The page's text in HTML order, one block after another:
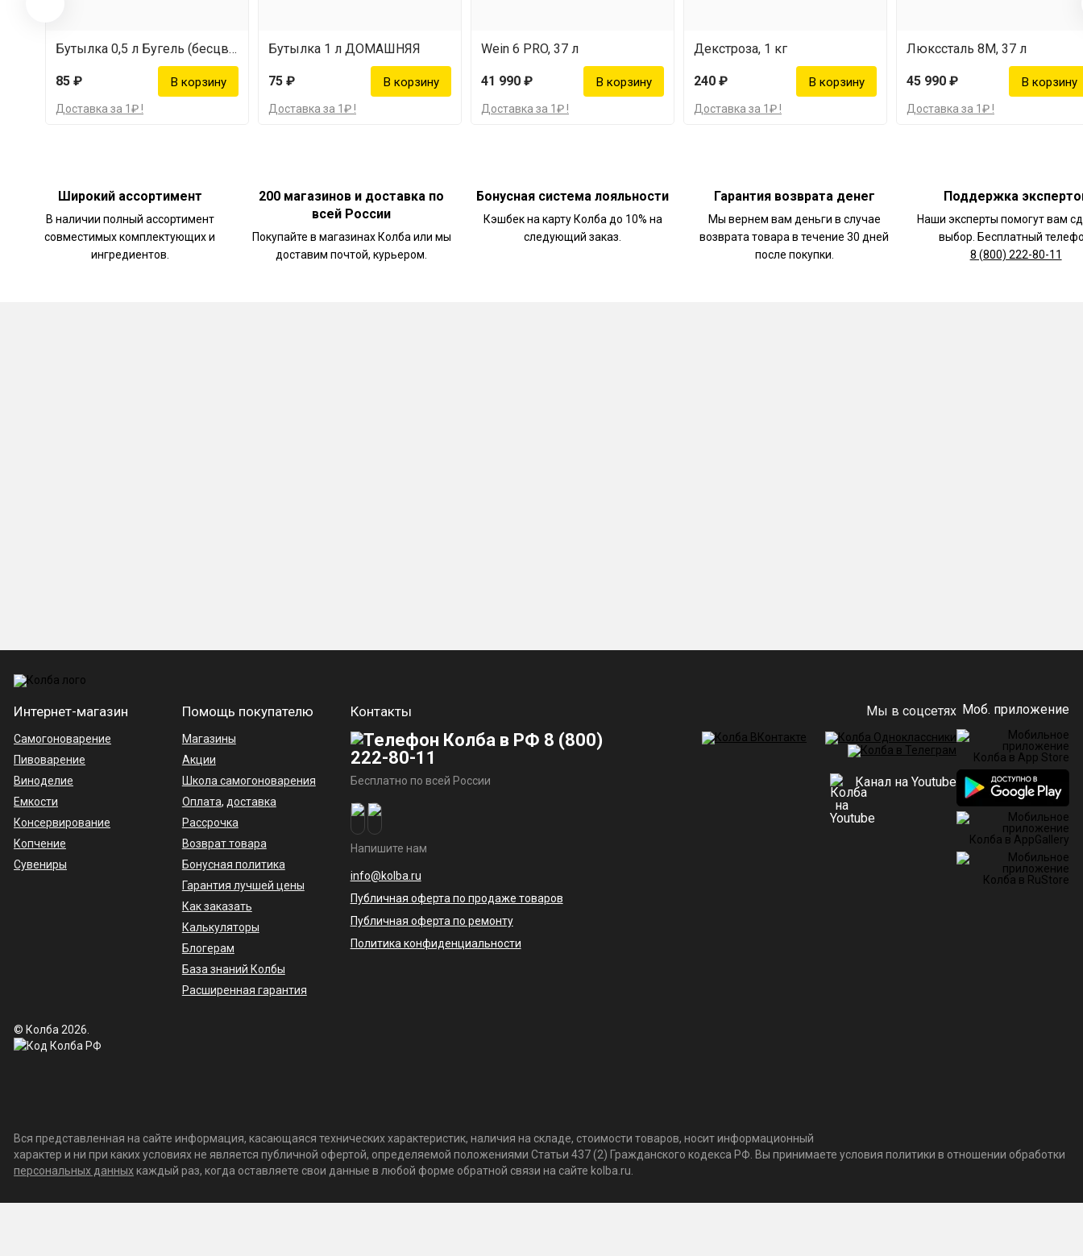
Бутылка 0,5 л Бугель (бесцветная)
85 ₽
Доставка за 1₽ !
Бутылка 1 л ДОМАШНЯЯ
75 ₽
Доставка за 1₽ !
Wein 6 PRO, 37 л
41 990 ₽
Доставка за 1₽ !
Декстроза, 1 кг
240 ₽
Доставка за 1₽ !
Люкссталь 8М, 37 л
45 990 ₽
Доставка за 1₽ !
Широкий ассортимент
В наличии полный ассортимент
совместимых комплектующих и
ингредиентов.
200 магазинов и доставка по
всей России
Покупайте в магазинах Колба или мы
доставим почтой, курьером.
Бонусная система лояльности
Кэшбек на карту Колба до 10% на
следующий заказ.
Гарантия возврата денег
Мы вернем вам деньги в случае
возврата товара в течение 30 дней
после покупки.
Поддержка
Наши эксперты помогут вам
выбор. Бесплатный
8 (800) 222-80-11
Интернет-магазин
Самогоноварение
Пивоварение
Виноделие
Емкости
Консервирование
Копчение
Сувениры
Помощь покупателю
Магазины
Акции
Школа самогоноварения
Оплата, доставка
Рассрочка
Возврат товара
Бонусная политика
Гарантия лучшей цены
Как заказать
Калькуляторы
Блогерам
База знаний Колбы
Расширенная гарантия
Контакты
8 (800)
222-80-11
Бесплатно по всей России
Напишите нам
info@kolba.ru
Публичная оферта по продаже товаров
Публичная оферта по ремонту
Политика конфиденциальности
Мы в соцсетях
Канал на Youtube
Моб. приложение
© Колба 2026.
Вся представленная на сайте информация, касающаяся технических характеристик, наличия на складе, стоимости товаров, носит информационный
характер и ни при каких условиях не является публичной офертой, определяемой положениями Статьи 437 (2) Гражданского кодекса РФ. Вы принимаете условия политики в отношении обработки
персональных данныхкаждый раз, когда оставляете свои данные в любой форме обратной связи на сайте kolba.ru.